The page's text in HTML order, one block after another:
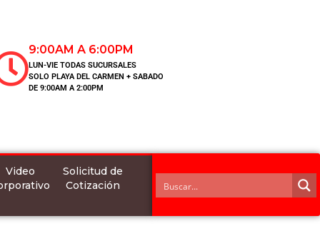
9:00AM A 6:00PM
LUN-VIE TODAS SUCURSALES
SOLO PLAYA DEL CARMEN + SABADO
DE 9:00AM A 2:00PM
Video
Solicitud de
Cotización